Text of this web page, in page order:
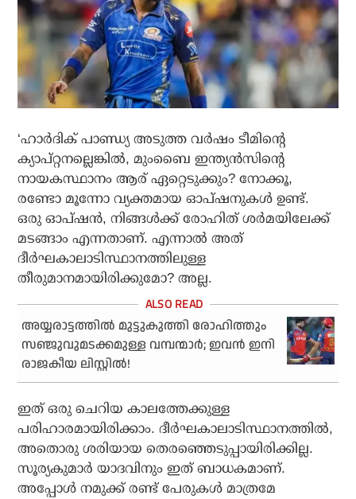
‘ഹാര്‍ദിക് പാണ്ഡ്യ അടുത്ത വര്‍ഷം ടീമിന്റെ
ക്യാപ്റ്റനല്ലെങ്കില്‍, മുംബൈ ഇന്ത്യന്‍സിന്റെ
നായകസ്ഥാനം ആര് ഏറ്റെടുക്കും? നോക്കൂ,
രണ്ടോ മൂന്നോ വ്യക്തമായ ഓപ്ഷനുകള്‍ ഉണ്ട്.
ഒരു ഓപ്ഷന്‍, നിങ്ങള്‍ക്ക് രോഹിത് ശര്‍മയിലേക്ക്
മടങ്ങാം എന്നതാണ്. എന്നാല്‍ അത്
ദീര്‍ഘകാലാടിസ്ഥാനത്തിലുള്ള
തീരുമാനമായിരിക്കുമോ? അല്ല.
അയ്യരാട്ടത്തില്‍ മുട്ടുകുത്തി രോഹിത്തും
സഞ്ജുവുമടക്കമുള്ള വമ്പന്മാര്‍; ഇവന്‍ ഇനി
രാജകീയ ലിസ്റ്റില്‍!
ഇത് ഒരു ചെറിയ കാലത്തേക്കുള്ള
പരിഹാരമായിരിക്കാം. ദീര്‍ഘകാലാടിസ്ഥാനത്തില്‍,
അതൊരു ശരിയായ തെരഞ്ഞെടുപ്പായിരിക്കില്ല.
സൂര്യകുമാര്‍ യാദവിനും ഇത് ബാധകമാണ്.
അപ്പോള്‍ നമുക്ക് രണ്ട് പേരുകള്‍ മാത്രമേ